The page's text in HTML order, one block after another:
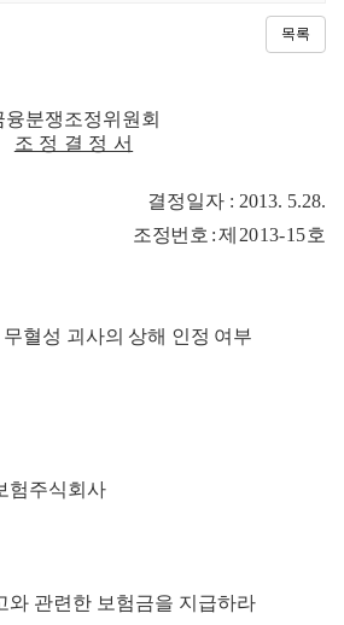
목록
융분쟁조정위원회
조 정 결 정 서
결정일자 : 2013. 5.28.
조정번호 :제 2013-15호
혈성 괴사의 상해 인정 여부
험주식회사
와 관련한 보험금을 지급하라